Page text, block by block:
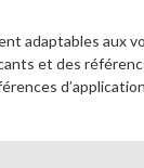
adaptables
et des